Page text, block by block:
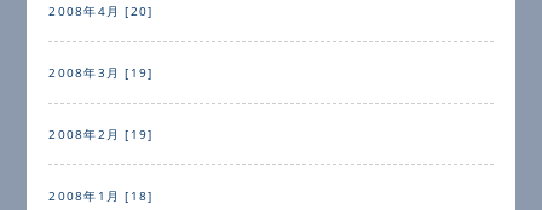
2008年4月 [20]
2008年3月 [19]
2008年2月 [19]
2008年1月 [18]